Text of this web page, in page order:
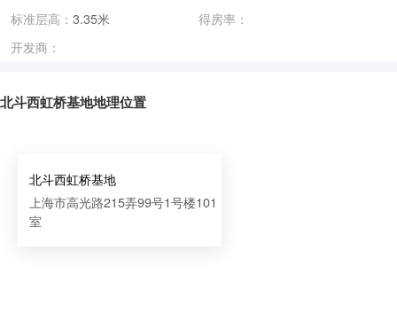
标准层高： 3.35米
得房率：
开发商：
北斗西虹桥基地地理位置
北斗西虹桥基地
上海市高光路215弄99号1号楼101
室